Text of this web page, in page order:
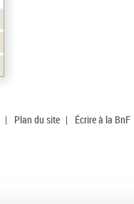
| Plan du site | Écrire à la BnF